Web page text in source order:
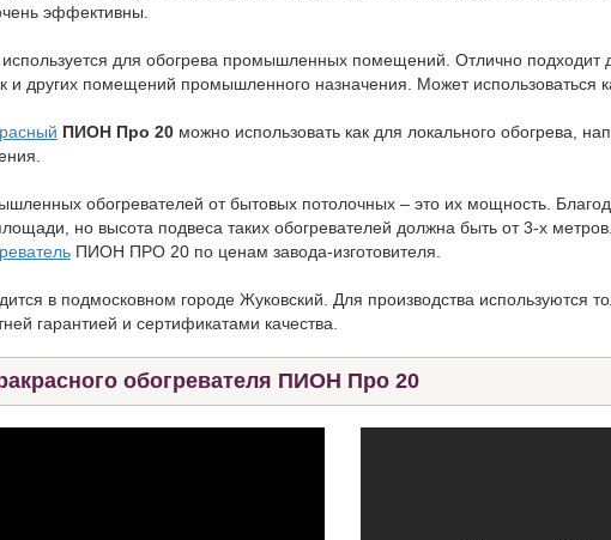
эффективны.
используется для обогрева промышленных помещений. Отлично подходит
и других помещений промышленного назначения. Может использоваться
ПИОН Про 20 можно использовать как для локального обогрева,
обогревателей от бытовых потолочных – это их мощность.
но высота подвеса таких обогревателей должна быть от 3-х
ПИОН ПРО 20 по ценам завода-изготовителя.
в подмосковном городе Жуковский. Для производства используются
гарантией и сертификатами качества.
обогревателя ПИОН Про 20